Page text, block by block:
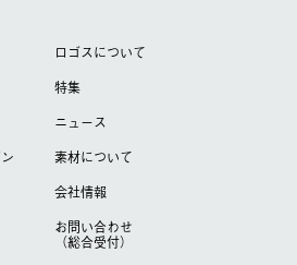
ロゴスについて
特集
ニュース
素材について
会社情報
お問い合わせ
（総合受付）